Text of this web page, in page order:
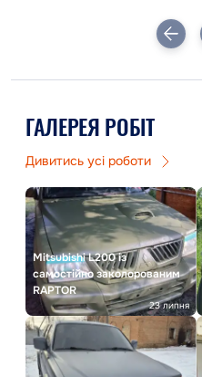
ГАЛЕРЕЯ РОБІТ
Дивитись усі роботи
Mitsubishi L200 із
самостійно заколорованим
RAPTOR
23 липня